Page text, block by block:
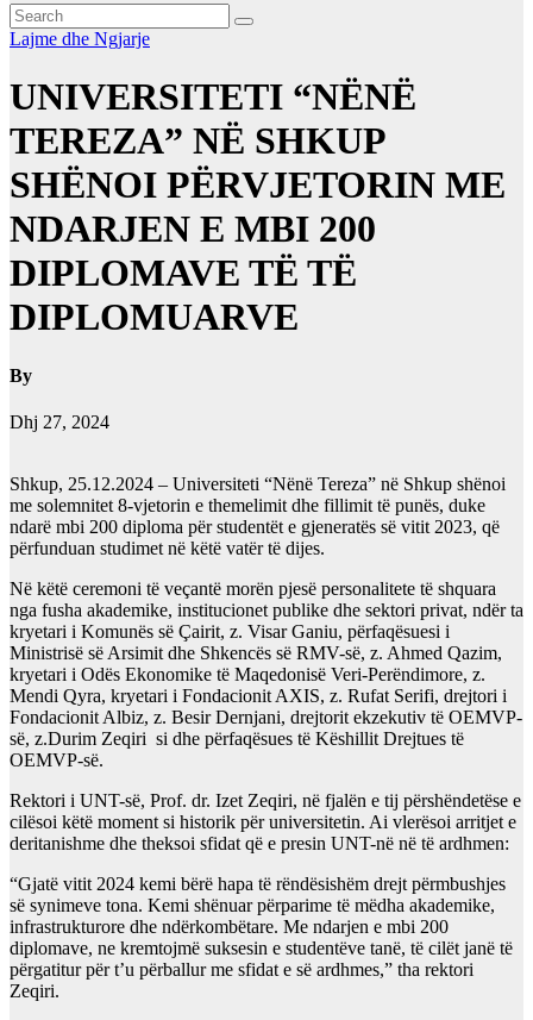
Lajme dhe Ngjarje
UNIVERSITETI “NËNË
TEREZA” NË SHKUP
SHËNOI PËRVJETORIN ME
NDARJEN E MBI 200
DIPLOMAVE TË TË
DIPLOMUARVE
By
Dhj 27, 2024
Shkup, 25.12.2024 – Universiteti “Nënë Tereza” në Shkup shënoi
me solemnitet 8-vjetorin e themelimit dhe fillimit të punës, duke
ndarë mbi 200 diploma për studentët e gjeneratës së vitit 2023, që
përfunduan studimet në këtë vatër të dijes.
Në këtë ceremoni të veçantë morën pjesë personalitete të shquara
nga fusha akademike, institucionet publike dhe sektori privat, ndër ta
kryetari i Komunës së Çairit, z. Visar Ganiu, përfaqësuesi i
Ministrisë së Arsimit dhe Shkencës së RMV-së, z. Ahmed Qazim,
kryetari i Odës Ekonomike të Maqedonisë Veri-Perëndimore, z.
Mendi Qyra, kryetari i Fondacionit AXIS, z. Rufat Serifi, drejtori i
Fondacionit Albiz, z. Besir Dernjani, drejtorit ekzekutiv të OEMVP-
së, z.Durim Zeqiri si dhe përfaqësues të Këshillit Drejtues të
OEMVP-së.
Rektori i UNT-së, Prof. dr. Izet Zeqiri, në fjalën e tij përshëndetëse e
cilësoi këtë moment si historik për universitetin. Ai vlerësoi arritjet e
deritanishme dhe theksoi sfidat që e presin UNT-në në të ardhmen:
“Gjatë vitit 2024 kemi bërë hapa të rëndësishëm drejt përmbushjes
së synimeve tona. Kemi shënuar përparime të mëdha akademike,
infrastrukturore dhe ndërkombëtare. Me ndarjen e mbi 200
diplomave, ne kremtojmë suksesin e studentëve tanë, të cilët janë të
përgatitur për t’u përballur me sfidat e së ardhmes,” tha rektori
Zeqiri.